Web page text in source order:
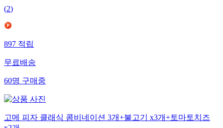
(2)
897적립
무료배송
60명구매중
고메 피자 클래식 콤비네이션 3개+불고기 x3개+토마토치즈